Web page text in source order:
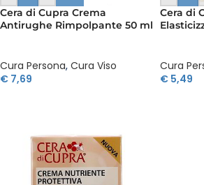
Cera di Cupra Crema
Antirughe Rimpolpante 50 ml
Cura Persona, Cura Viso
€ 7,69
Cera di
Cura
€ 5,49